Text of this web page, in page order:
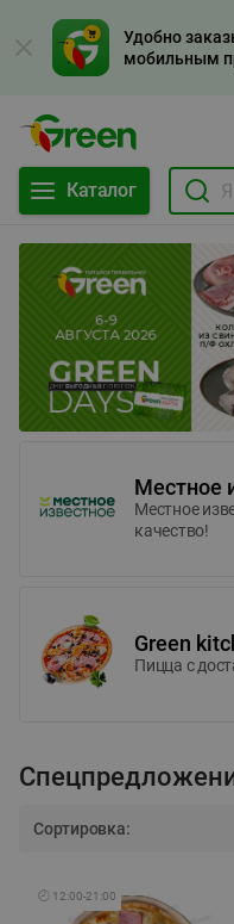
Удобно
мобильным
Каталог
Местное
Местное
качество!
Green
Пицца c
Сортировка:
🕘 12:00-21:00